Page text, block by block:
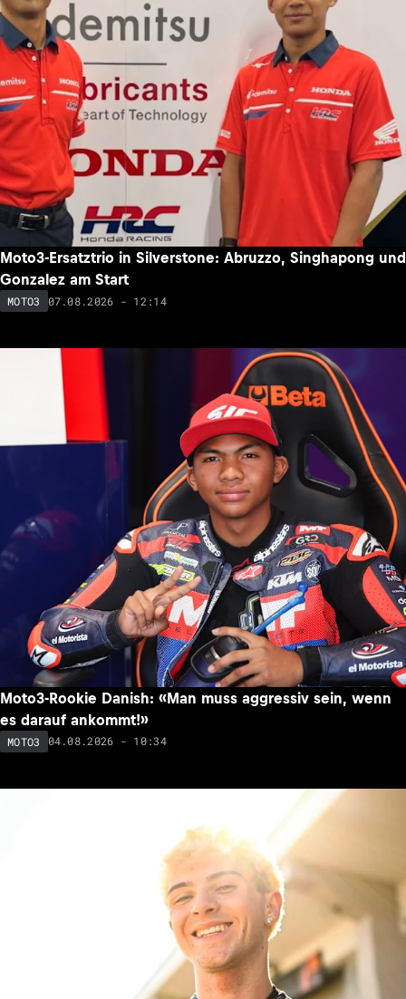
Moto3-Ersatztrio in Silverstone: Abruzzo, Singhapong und
Gonzalez am Start
MOTO3 07.08.2026 - 12:14
Moto3-Rookie Danish: «Man muss aggressiv sein, wenn
es darauf ankommt!»
MOTO3 04.08.2026 - 10:34